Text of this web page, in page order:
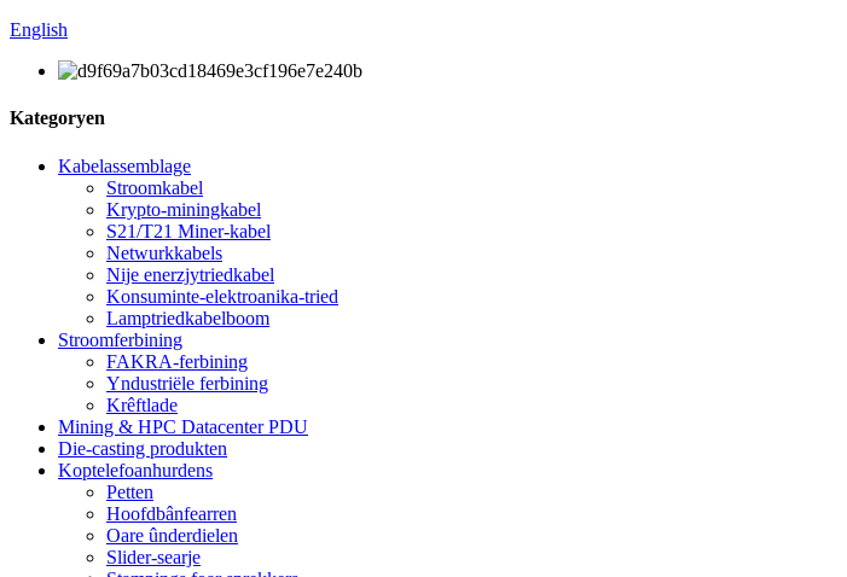
English
Kategoryen
Kabelassemblage
Stroomkabel
Krypto-miningkabel
S21/T21 Miner-kabel
Netwurkkabels
Nije enerzjytriedkabel
Konsuminte-elektroanika-tried
Lamptriedkabelboom
Stroomferbining
FAKRA-ferbining
Yndustriële ferbining
Krêftlade
Mining & HPC Datacenter PDU
Die-casting produkten
Koptelefoanhurdens
Petten
Hoofdbânfearren
Oare ûnderdielen
Slider-searje